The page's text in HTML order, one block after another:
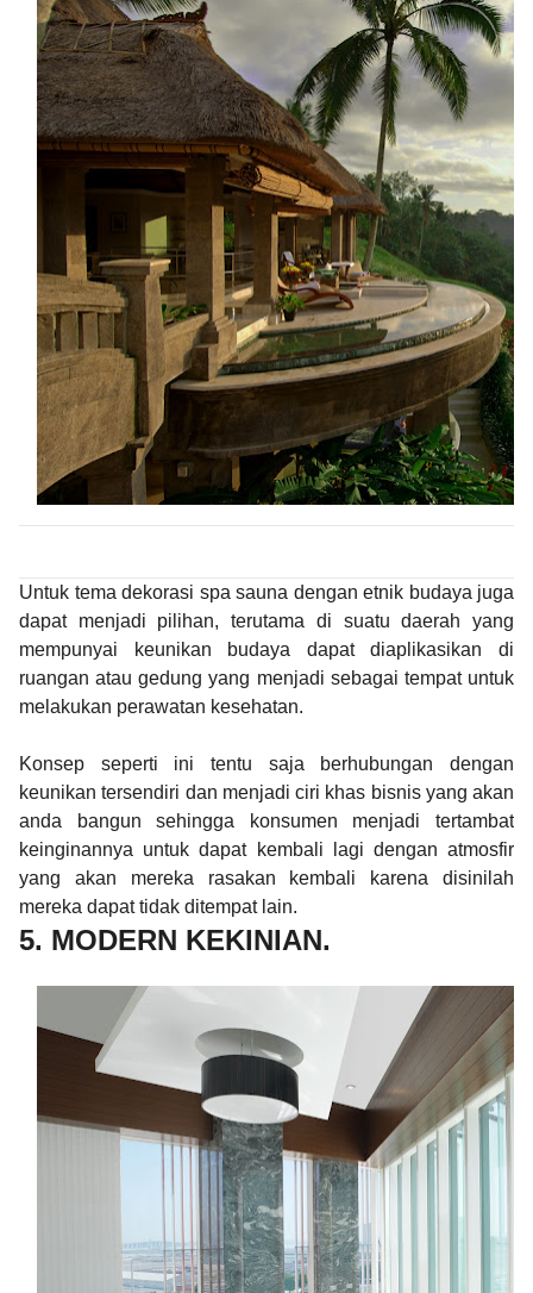
Untuk tema dekorasi spa sauna dengan etnik budaya juga
dapat menjadi pilihan, terutama di suatu daerah yang
mempunyai keunikan budaya dapat diaplikasikan di
ruangan atau gedung yang menjadi sebagai tempat untuk
melakukan perawatan kesehatan.
Konsep seperti ini tentu saja berhubungan dengan
keunikan tersendiri dan menjadi ciri khas bisnis yang akan
anda bangun sehingga konsumen menjadi tertambat
keinginannya untuk dapat kembali lagi dengan atmosfir
yang akan mereka rasakan kembali karena disinilah
mereka dapat tidak ditempat lain.
5. MODERN KEKINIAN.